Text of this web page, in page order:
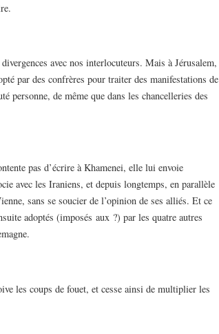
avec nos interlocuteurs. Mais à Jérusalem,
par des confrères pour traiter des manifestations de
personne, de même que dans les chancelleries des
pas d’écrire à Khamenei, elle lui envoie
avec les Iraniens, et depuis longtemps, en parallèle
sans se soucier de l’opinion de ses alliés. Et ce
adoptés (imposés aux ?) par les quatre autres
les coups de fouet, et cesse ainsi de multiplier les